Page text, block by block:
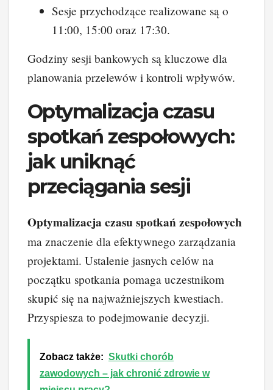
Sesje przychodzące realizowane są o
11:00, 15:00 oraz 17:30.
Godziny sesji bankowych są kluczowe dla
planowania przelewów i kontroli wpływów.
Optymalizacja czasu
spotkań zespołowych:
jak uniknąć
przeciągania sesji
Optymalizacja czasu spotkań zespołowych
ma znaczenie dla efektywnego zarządzania
projektami. Ustalenie jasnych celów na
początku spotkania pomaga uczestnikom
skupić się na najważniejszych kwestiach.
Przyspiesza to podejmowanie decyzji.
Zobacz także: Skutki chorób
zawodowych – jak chronić zdrowie w